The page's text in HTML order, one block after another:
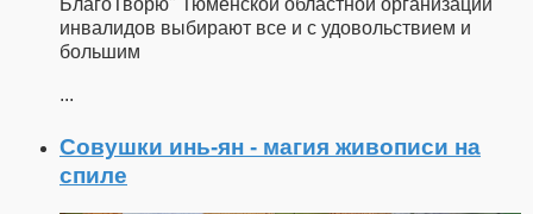
БлагоТворю" Тюменской областной организации
инвалидов выбирают все и с удовольствием и
большим
...
Совушки инь-ян - магия живописи на
спиле